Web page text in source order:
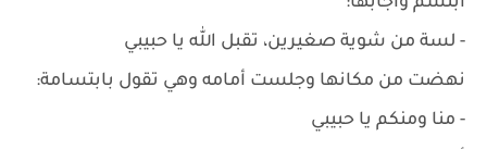
- لسة من شوية صغيرين، تقبل الله يا حبيبي
نهضت من مكانها وجلست أمامه وهي تقول بابتسامة:
- منا ومنكم يا حبيبي